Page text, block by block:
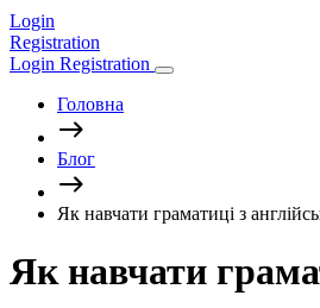
Login
Registration
Login Registration
Головна
Блог
Як навчати граматиці з
Як навчати